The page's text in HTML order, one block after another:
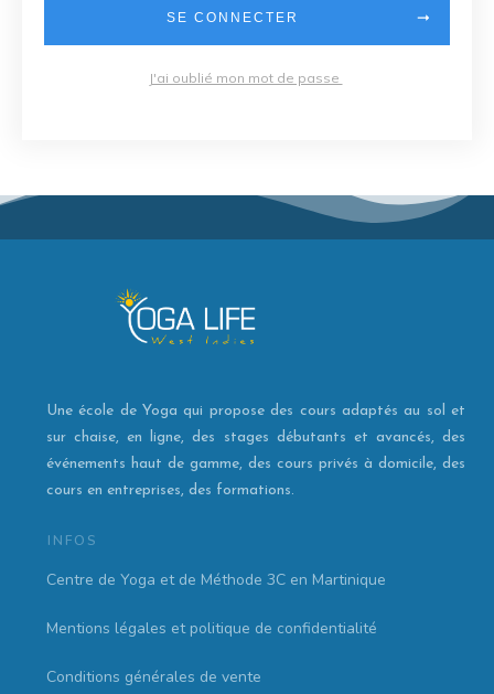
SE CONNECTER
J'ai oublié mon mot de passe
Une école de Yoga qui propose des cours adaptés au sol et
sur chaise, en ligne, des stages débutants et avancés, des
événements haut de gamme, des cours privés à domicile, des
cours en entreprises, des formations.
INFOS
Centre de Yoga et de Méthode 3C en Martinique
Mentions légales et politique de confidentialité
Conditions générales de vente